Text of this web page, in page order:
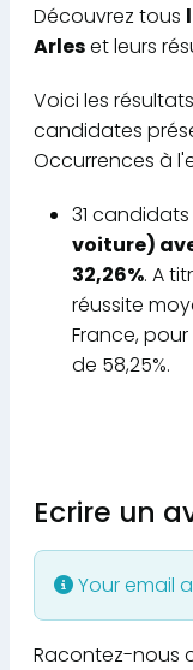
Découvrez tous
Arleset leurs
Voici les
candidates
Occurrences à
31
voiture)
32,26%. A
réussite
France,
de 58,25%.
Ecrire un
Your email
Racontez-nous